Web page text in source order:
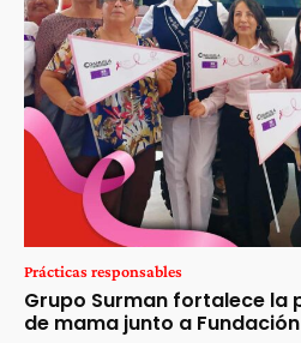
Prácticas responsables
Grupo Surman fortalece la
de mama junto a Fundación